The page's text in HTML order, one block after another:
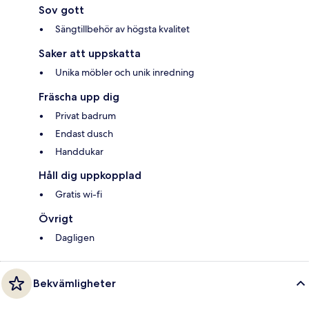
Sov gott
Sängtillbehör av högsta kvalitet
Saker att uppskatta
Unika möbler och unik inredning
Fräscha upp dig
Privat badrum
Endast dusch
Handdukar
Håll dig uppkopplad
Gratis wi-fi
Övrigt
Dagligen
Bekvämligheter